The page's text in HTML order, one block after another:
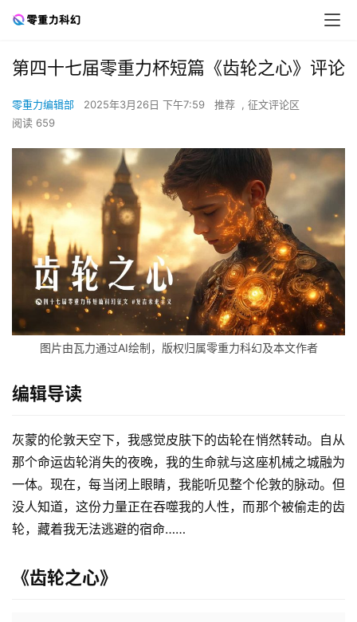
第四十七届零重力杯短篇《齿轮之心》评论
零重力编辑部 2025年3月26日 下午7:59 推荐 , 征文评论区
阅读 659
图片由瓦力通过AI绘制，版权归属零重力科幻及本文作者
编辑导读
灰蒙的伦敦天空下，我感觉皮肤下的齿轮在悄然转动。自从
那个命运齿轮消失的夜晚，我的生命就与这座机械之城融为
一体。现在，每当闭上眼睛，我能听见整个伦敦的脉动。但
没人知道，这份力量正在吞噬我的人性，而那个被偷走的齿
轮，藏着我无法逃避的宿命……
《齿轮之心》